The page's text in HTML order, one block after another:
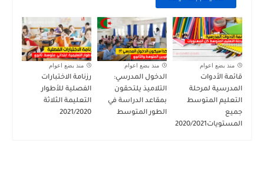
منذ بضع اعوام
قائمة الأدوات
المدرسية لمرحلة
التعليم المتوسط
جميع
المستويات2020/2021
منذ بضع اعوام
الدخول المدرسي:
التلاميذ يلتحقون
بمقاعد الدراسة في
الطور المتوسط
منذ بضع اعوام
رزنامة الاختبارات
الفصلية للأطوار
التعليمة الثلاثة
2021/2020